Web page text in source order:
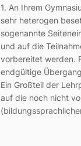
1. An Ihrem
sehr heterogen
sogenannte
und auf die
vorbereitet werden.
endgültige
Ein Großteil der
auf die noch nicht